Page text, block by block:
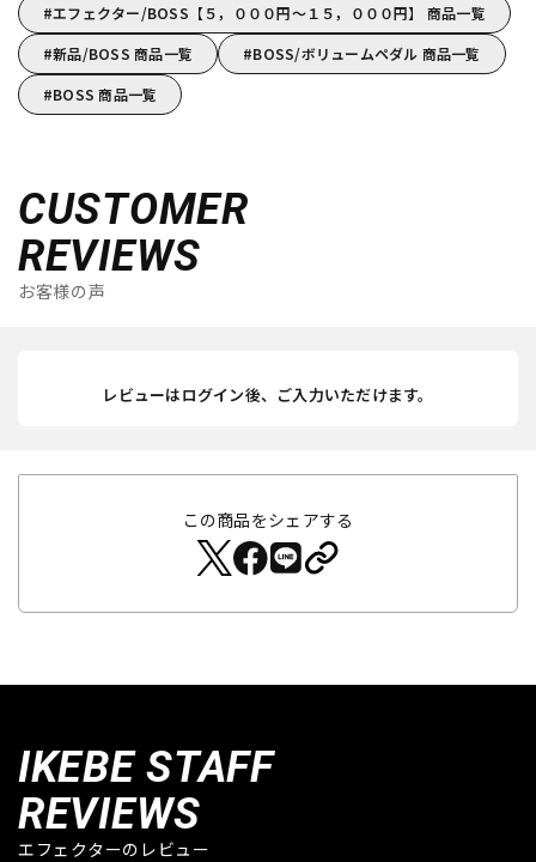
エフェクター/BOSS【５，０００円～１５，０００円】 商品一覧
新品/BOSS 商品一覧
BOSS/ボリュームペダル 商品一覧
BOSS 商品一覧
CUSTOMER
REVIEWS
お客様の声
レビューはログイン後、ご入力いただけます。
この商品をシェアする
IKEBE STAFF
REVIEWS
エフェクターのレビュー